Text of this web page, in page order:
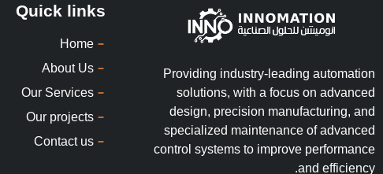
Providing industry-leading automation
solutions, with a focus on advanced
design, precision manufacturing, and
specialized maintenance of advanced
control systems to improve performance
and efficiency.
Quick links
Home
About Us
Our Services
Our projects
Contact us